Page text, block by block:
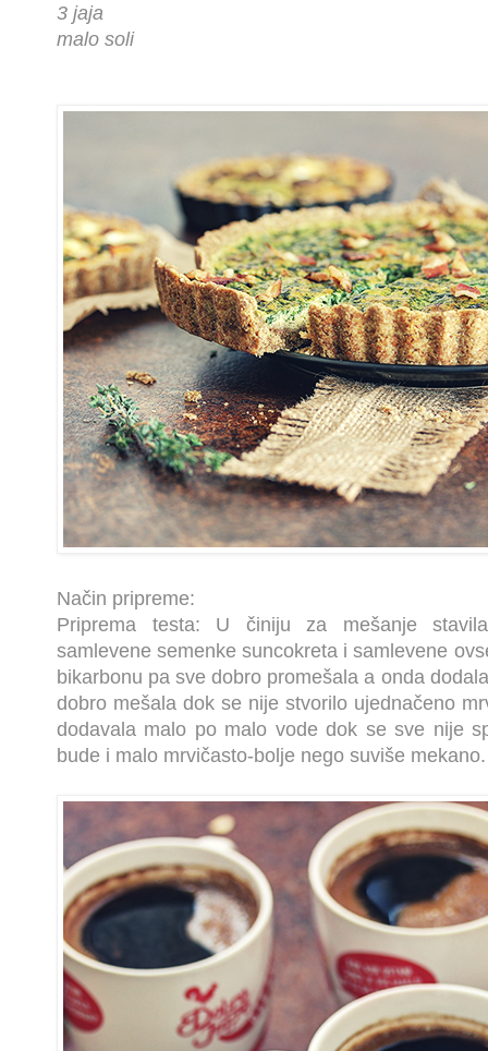
3 jaja
malo soli
Način pripreme:
Priprema testa: U činiju za mešanje
samlevene semenke suncokreta i samlevene
bikarbonu pa sve dobro promešala a onda
dobro mešala dok se nije stvorilo ujednačeno
dodavala malo po malo vode dok se sve nije
bude i malo mrvičasto-bolje nego suviše mekano.